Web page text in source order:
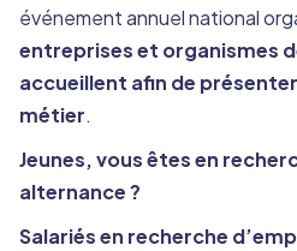
événement annuel national
entreprises et organismes
accueillent afin de
métier.
Jeunes, vous êtes en
alternance ?
Salariés en recherche